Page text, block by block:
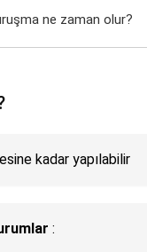
ne zaman olur?
kadar yapılabilir
: